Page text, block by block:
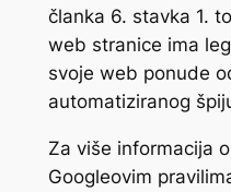
članka 6. stavka 1.
web stranice ima
svoje web ponude
automatiziranog
Za više informacija
Googleovim